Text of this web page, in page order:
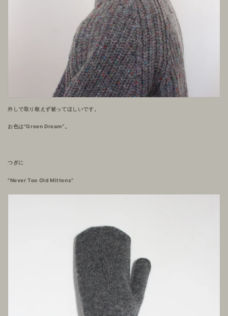
外しで取り敢えず被ってほしいです。
お色は"Green Dream"。
つぎに
"Never Too Old Mittens"